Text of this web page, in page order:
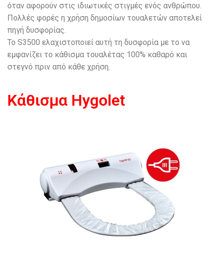
όταν αφορούν στις ιδιωτικές στιγμές ενός ανθρώπου.
Πολλές φορές η χρήση δημοσίων τουαλετών αποτελεί
πηγή δυσφορίας.
Το S3500 ελαχιστοποιεί αυτή τη δυσφορία με το να
εμφανίζει το κάθισμα τουαλέτας 100% καθαρό και
στεγνό πριν από κάθε χρήση.
Κάθισμα Hygolet